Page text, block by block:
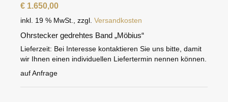
€ 1.650,00
inkl. 19 % MwSt. zzgl. Versandkosten
Ohrstecker gedrehtes Band „Möbius“
Lieferzeit: Bei Interesse kontaktieren Sie uns bitte, damit
wir Ihnen einen individuellen Liefertermin nennen können.
auf Anfrage